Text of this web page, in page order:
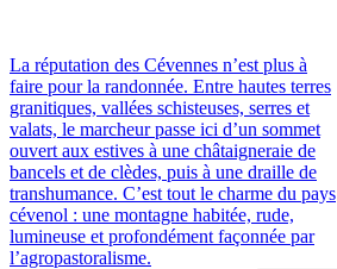
La réputation des Cévennes n’est plus à
faire pour la randonnée. Entre hautes terres
granitiques, vallées schisteuses, serres et
valats, le marcheur passe ici d’un sommet
ouvert aux estives à une châtaigneraie de
bancels et de clèdes, puis à une draille de
transhumance. C’est tout le charme du pays
cévenol : une montagne habitée, rude,
lumineuse et profondément façonnée par
l’agropastoralisme.